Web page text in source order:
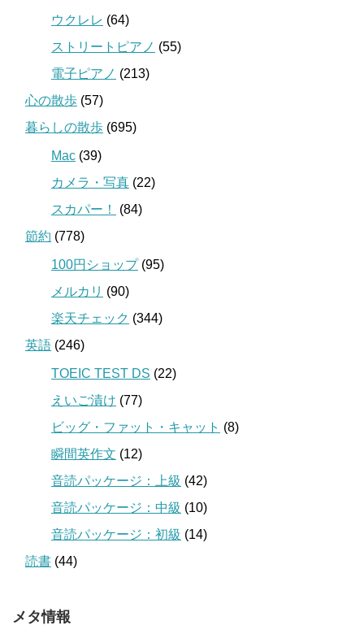
ウクレレ (64)
ストリートピアノ (55)
電子ピアノ (213)
心の散歩 (57)
暮らしの散歩 (695)
Mac (39)
カメラ・写真 (22)
スカパー！
(84)
節約 (778)
100円ショップ(95)
メルカリ (90)
楽天チェック (344)
英語 (246)
TOEIC TEST DS (22)
えいご漬け (77)
ビッグ・ファット・キャット (8)
瞬間英作文 (12)
音読パッケージ：上級 (42)
音読パッケージ：中級 (10)
音読パッケージ：初級 (14)
読書 (44)
メタ情報